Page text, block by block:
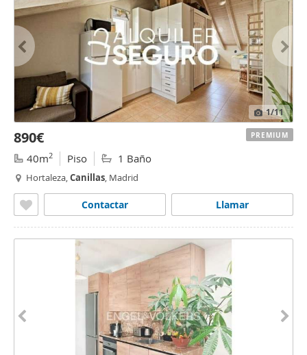
1/11
890€
40m2 Piso 1 Baño
Hortaleza,Canillas, Madrid
Llamar
Contactar
PREMIUM